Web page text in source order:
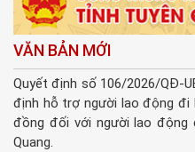
VĂN BẢN MỚI
Quyết định số 106/2026/QĐ-
định hỗ trợ người lao động đi
đồng đối với người lao
Quang.